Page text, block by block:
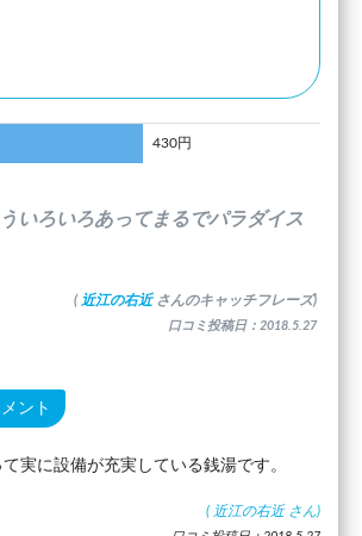
430円
いろいろあってまるでパラダイス
( 近江の右近 さんのキャッチフレーズ)
口コミ投稿日：2018.5.27
ント
実に設備が充実している銭湯です。
( 近江の右近 さん)